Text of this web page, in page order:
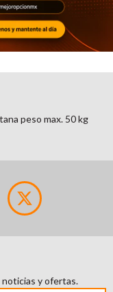
peso max. 50 kg
y ofertas.